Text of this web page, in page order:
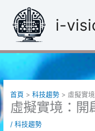
內
i-
首頁 科技趨勢 虛擬實
虛擬實境：開
/科技趨勢